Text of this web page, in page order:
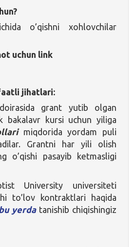
o’qishni xohlovchilar
uchun link
jihatlari:
grant yutib olgan
bakalavr kursi uchun yiliga
miqdorida yordam puli
Grantni har yili olish
o’qishi pasayib ketmasligi
University universiteti
to’lov kontraktlari haqida
bu yerdatanishib chiqishingiz